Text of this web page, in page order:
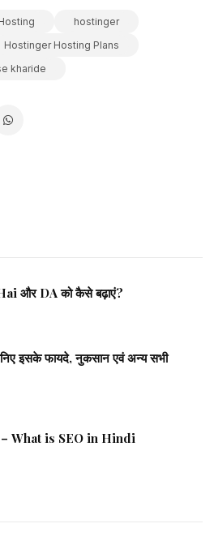
hostinger
Hostinger Hosting Plans
kharide
और DA को कैसे बढ़ाएं?
इसके फायदे, नुकसान एवं अन्य सभी
– What is SEO in Hindi